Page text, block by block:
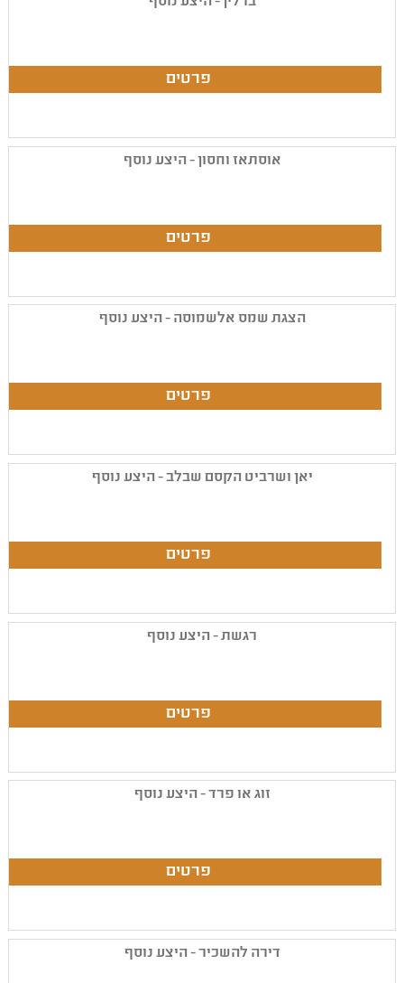
אוסתאז וחסון - היצע נוסף
הצגת שמס אלשמוסה - היצע נוסף
יאן ושרביט הקסם שבלב - היצע נוסף
רגשת - היצע נוסף
זוג או פרד - היצע נוסף
דירה להשכיר - היצע נוסף